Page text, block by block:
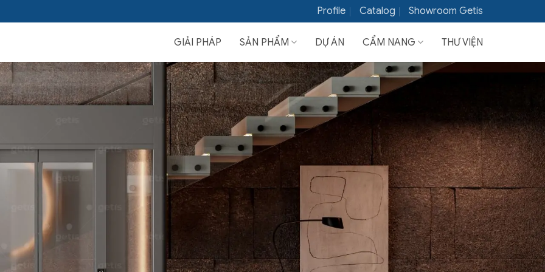
Profile Catalog Showroom Getis
GIẢI PHÁP SẢN PHẨM DỰ ÁN CẨM NANG THƯ VIỆN